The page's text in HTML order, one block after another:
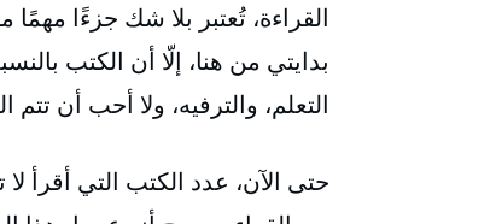
القراءة، تُعتبر بلا شك جزءًا
بدايتي من هنا، إلّا أن الكتب
التعلم، والترفيه، ولا أحب أن